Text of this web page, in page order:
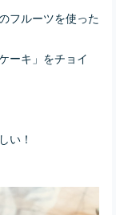
フルーツを使った
ーキ」をチョイ
い！